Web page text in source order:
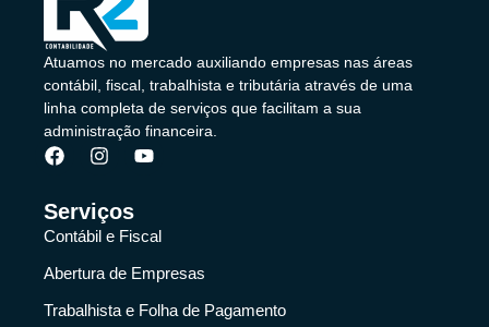
Atuamos no mercado auxiliando empresas nas áreas
contábil, fiscal, trabalhista e tributária através de uma
linha completa de serviços que facilitam a sua
administração financeira.
Serviços
Contábil e Fiscal
Abertura de Empresas
Trabalhista e Folha de Pagamento